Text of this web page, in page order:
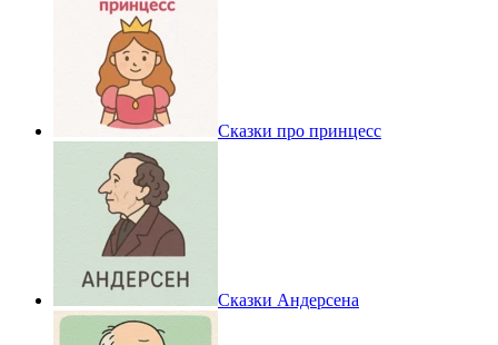
Сказки про принцесс
Сказки Андерсена